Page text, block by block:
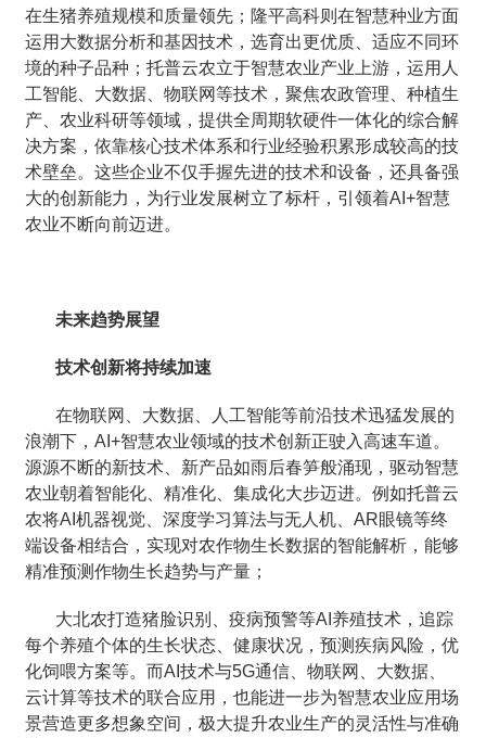
在生猪养殖规模和质量领先；隆平高科则在智慧种业方面
运用大数据分析和基因技术，选育出更优质、适应不同环
境的种子品种；托普云农立于智慧农业产业上游，运用人
工智能、大数据、物联网等技术，聚焦农政管理、种植生
产、农业科研等领域，提供全周期软硬件一体化的综合解
决方案，依靠核心技术体系和行业经验积累形成较高的技
术壁垒。这些企业不仅手握先进的技术和设备，还具备强
大的创新能力，为行业发展树立了标杆，引领着AI+智慧
农业不断向前迈进。
未来趋势展望
技术创新将持续加速
在物联网、大数据、人工智能等前沿技术迅猛发展的
浪潮下，AI+智慧农业领域的技术创新正驶入高速车道。
源源不断的新技术、新产品如雨后春笋般涌现，驱动智慧
农业朝着智能化、精准化、集成化大步迈进。例如托普云
农将AI机器视觉、深度学习算法与无人机、AR眼镜等终
端设备相结合，实现对农作物生长数据的智能解析，能够
精准预测作物生长趋势与产量；
大北农打造猪脸识别、疫病预警等AI养殖技术，追踪
每个养殖个体的生长状态、健康状况，预测疾病风险，优
化饲喂方案等。而AI技术与5G通信、物联网、大数据、
云计算等技术的联合应用，也能进一步为智慧农业应用场
景营造更多想象空间，极大提升农业生产的灵活性与准确